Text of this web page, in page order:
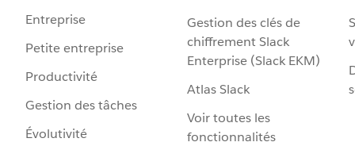
Entreprise
Petite entreprise
Productivité
Gestion des tâches
Évolutivité
Gestion des clés de
chiffrement Slack
Enterprise (Slack EKM)
Atlas Slack
Voir toutes les
fonctionnalités